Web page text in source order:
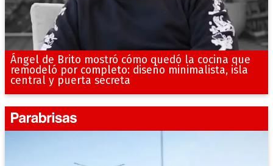
Ángel de Brito mostró cómo quedó la cocina que
remodeló por completo: diseño minimalista, isla
central y puerta secreta